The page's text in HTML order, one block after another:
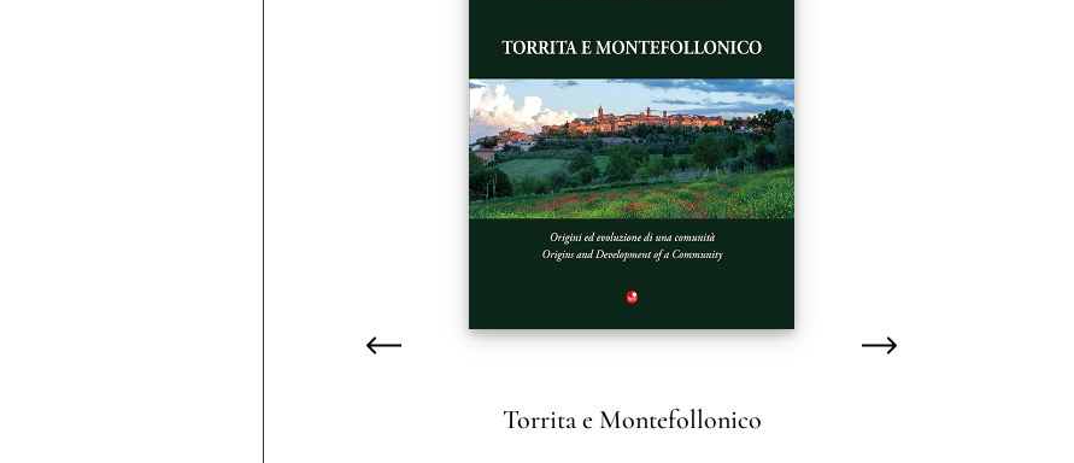
Torrita e Montefollonico